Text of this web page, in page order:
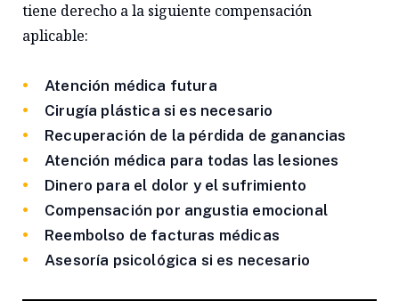
tiene derecho a la siguiente compensación
aplicable:
Atención médica futura
Cirugía plástica si es necesario
Recuperación de la pérdida de ganancias
Atención médica para todas las lesiones
Dinero para el dolor y el sufrimiento
Compensación por angustia emocional
Reembolso de facturas médicas
Asesoría psicológica si es necesario